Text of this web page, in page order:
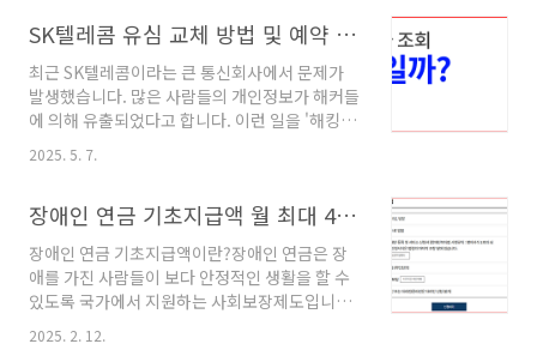
뉩니다. 첫째는 무선 인터넷 접속 시 입력하는
Wi-Fi 비밀번호이고, 둘째는 공유기 ..
과, 부작용 등을 꼼꼼히 따져보는 것이 중요합니
다. 이 글에서는 다이어트 보조제의 종류, 효과적
인 선택 기준, 복용 시 주의사항, 그리고 실제 사
용자 후기를 중심으로 다이어트 보조제를 어떻게
선택하고 활용해야 하는지 전문가 관점에서 자세
히 알려드리겠습니다. 1. 다이어트 보조제란? 체
조제는 말 그대로 ‘보조’적인 역할을 합니다. 기본
적인 체중 감량 원리는 섭취 열량보다 소비 열량..
SK텔레콤 유심 교체 방법 및 예약 신청 바로가기 총정리
최근 SK텔레콤이라는 큰 통신회사에서 문제가
발생했습니다. 많은 사람들의 개인정보가 해커들
에 의해 유출되었다고 합니다. 이런 일을 '해킹'이
라고 부르는데, 컴퓨터나 휴대폰의 정보를 허락
없이 가져가는 나쁜 행동입니다. SK텔레콤은 이
다. 이 자료에서는 그 방법들에 대해 자세히 알아
보겠습니다. 유심(USIM) 교체 방법유심이란? 유
심은 'Universal Subscriber Identity
Module'의 줄임말입니다. 쉽게 말해서, 휴대폰
에 들어가는 작은 칩입니다. 이 칩은 여러분의 휴
대폰 번호와 개인정보를 저장하고 있습니다. 왜
2025. 5. 7.
장애인 연금 기초지급액 월 최대 43만원 간단 신청 방법
장애인 연금 기초지급액이란?장애인 연금은 장
애를 가진 사람들이 보다 안정적인 생활을 할 수
있도록 국가에서 지원하는 사회보장제도입니
다. 이는 장애인에게 매월 일정 금액을 지급하여
그들의 생계를 지원하고, 기본적인 생활을 유지
2025. 2. 12.